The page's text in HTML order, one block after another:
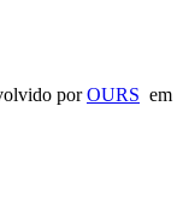
porOURS em